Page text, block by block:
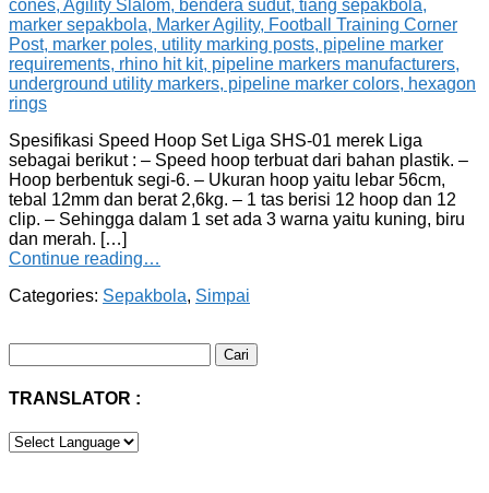
Spesifikasi Speed Hoop Set Liga SHS-01 merek Liga
sebagai berikut : – Speed hoop terbuat dari bahan plastik. –
Hoop berbentuk segi-6. – Ukuran hoop yaitu lebar 56cm,
tebal 12mm dan berat 2,6kg. – 1 tas berisi 12 hoop dan 12
clip. – Sehingga dalam 1 set ada 3 warna yaitu kuning, biru
dan merah. […]
Continue reading…
Categories: Sepakbola, Simpai
untuk:
TRANSLATOR :